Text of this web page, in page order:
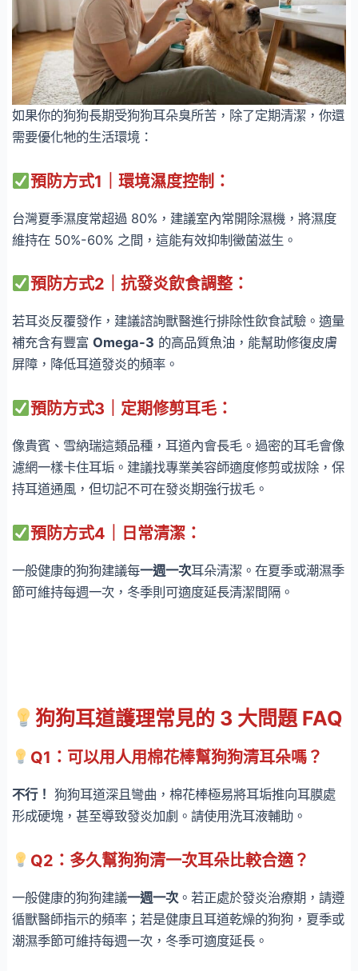
如果你的狗狗長期受狗狗耳朵臭所苦，除了定期清潔，你還
需要優化牠的生活環境：
預防方式1 環境濕度控制 ：
台灣夏季濕度常超過 80%，建議室內常開除濕機，將濕度
維持在 50%-60% 之間，這能有效抑制黴菌滋生。
預防方式2 抗發炎飲食調整：
若耳炎反覆發作，建議諮詢獸醫進行排除性飲食試驗。適量
補充含有豐富 Omega-3 的高品質魚油，能幫助修復皮膚
屏障，降低耳道發炎的頻率。
預防方式3 定期修剪耳毛：
像貴賓、雪納瑞這類品種，耳道內會長毛。過密的耳毛會像
濾網一樣卡住耳垢。建議找專業美容師適度修剪或拔除，保
持耳道通風，但切記不可在發炎期強行拔毛。
預防方式4 日常清潔：
一般健康的狗狗建議每一週一次耳朵清潔。在夏季或潮濕季
節可維持每週一次，冬季則可適度延長清潔間隔。
狗狗耳道護理常見的 3 大問題 FAQ
Q1：可以用人用棉花棒幫狗狗清耳朵嗎？
不行！ 狗狗耳道深且彎曲，棉花棒極易將耳垢推向耳膜處
形成硬塊，甚至導致發炎加劇。請使用洗耳液輔助。
Q2：多久幫狗狗清一次耳朵比較合適？
一般健康的狗狗建議一週一次 。若正處於發炎治療期，請遵
循獸醫師指示的頻率；若是健康且耳道乾燥的狗狗，夏季或
潮濕季節可維持每週一次，冬季可適度延長。